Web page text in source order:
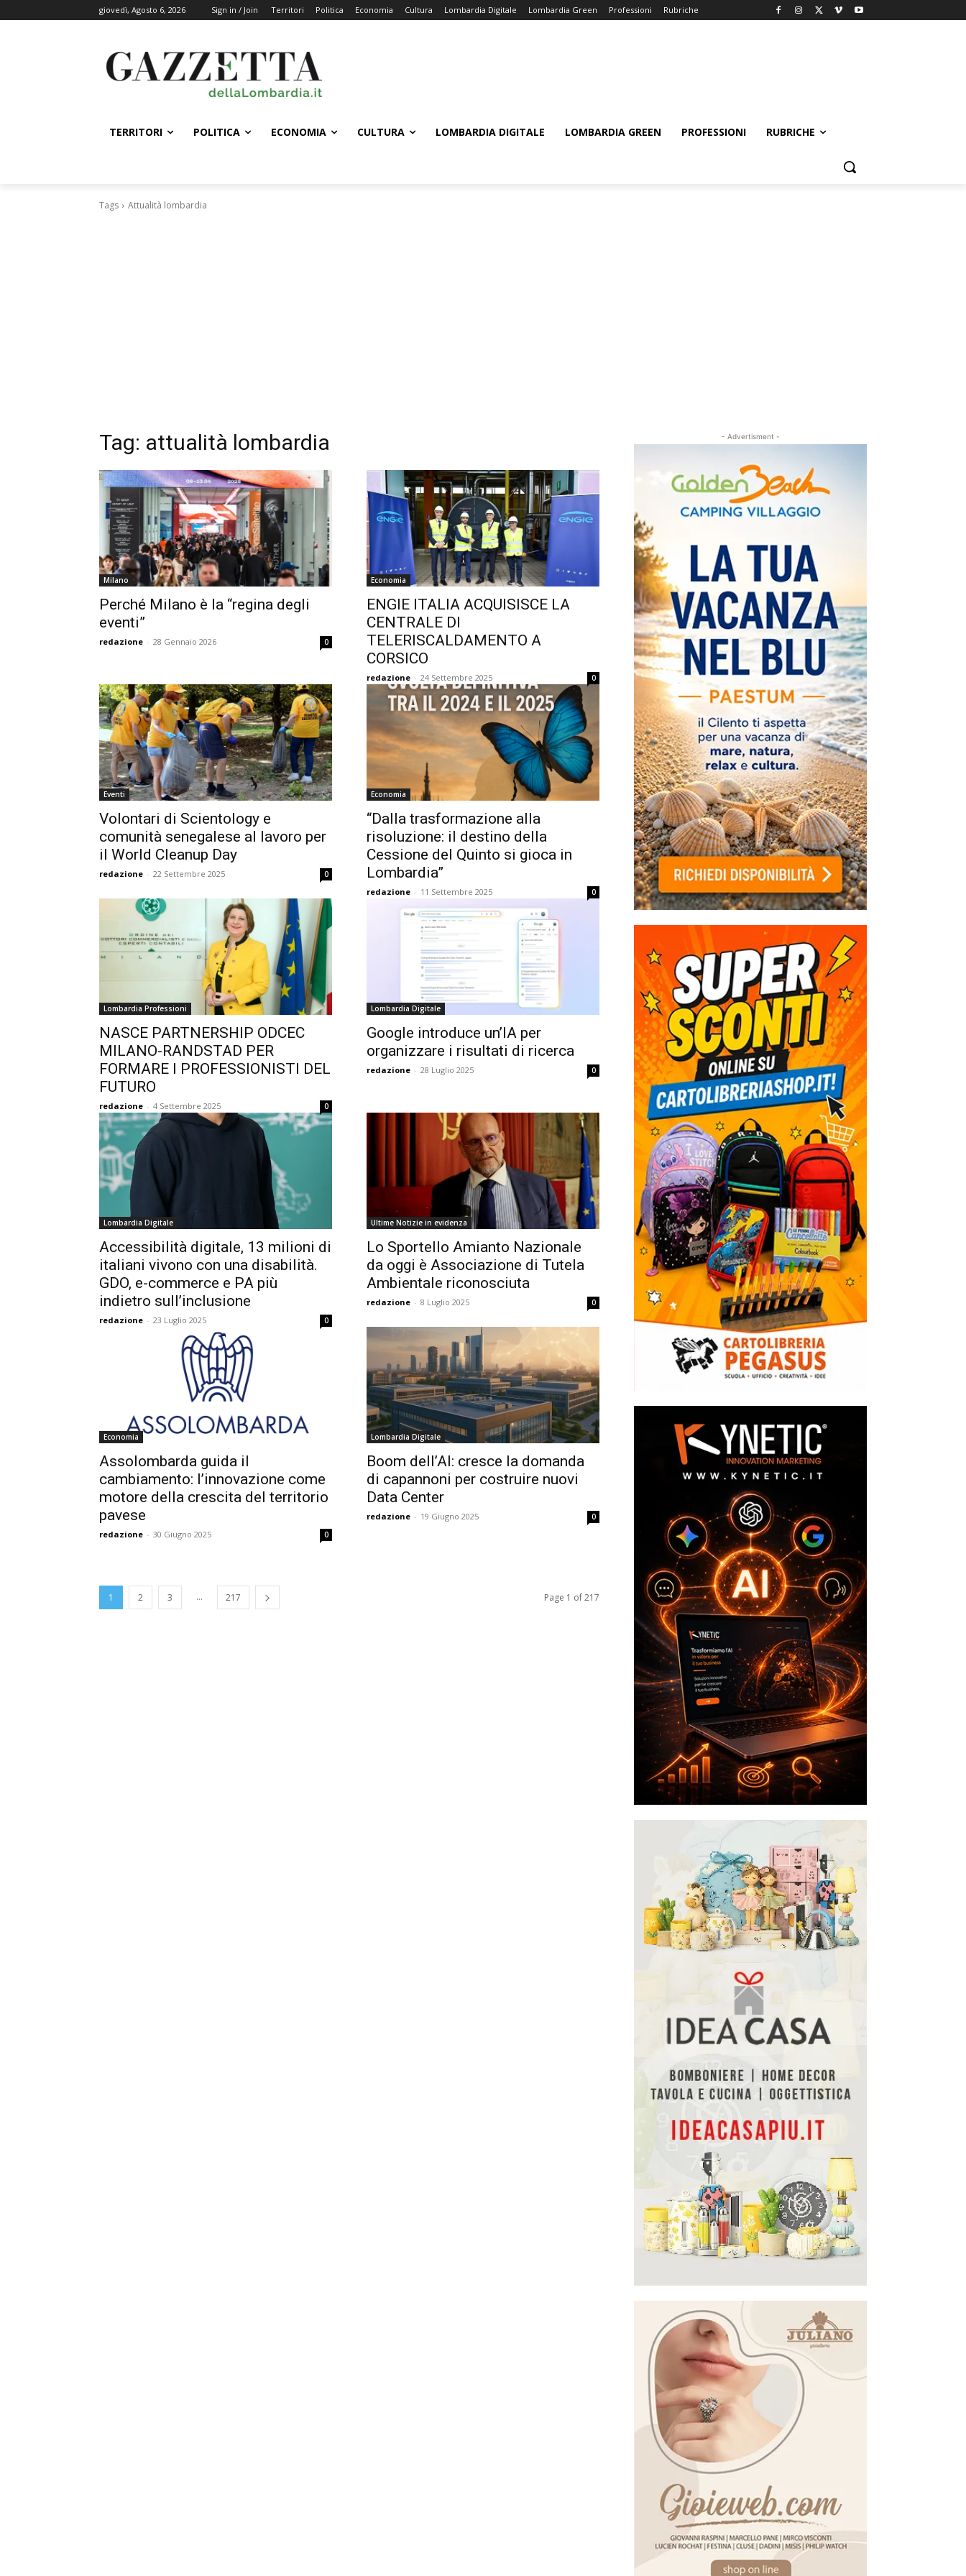
giovedì, Agosto 6, 2026 Sign in / Join Territori Politica Economia Cultura Lombardia Digitale Lombardia Green Professioni Rubriche
TERRITORI POLITICA ECONOMIA CULTURA LOMBARDIA DIGITALE LOMBARDIA GREEN PROFESSIONI RUBRICHE
Tags Attualità lombardia
Tag: attualità lombardia
Milano
Perché Milano è la “regina degli
eventi”
redazione - 28 Gennaio 2026 0
Economia
ENGIE ITALIA ACQUISISCE LA
CENTRALE DI
TELERISCALDAMENTO A
CORSICO
redazione - 24 Settembre 2025 0
Eventi
Volontari di Scientology e
comunità senegalese al lavoro per
il World Cleanup Day
redazione - 22 Settembre 2025 0
Economia
“Dalla trasformazione alla
risoluzione: il destino della
Cessione del Quinto si gioca in
Lombardia”
redazione - 11 Settembre 2025 0
Lombardia Professioni
NASCE PARTNERSHIP ODCEC
MILANO-RANDSTAD PER
FORMARE I PROFESSIONISTI DEL
FUTURO
redazione - 4 Settembre 2025 0
Lombardia Digitale
Google introduce un’IA per
organizzare i risultati di ricerca
redazione - 28 Luglio 2025 0
Lombardia Digitale
Accessibilità digitale, 13 milioni di
italiani vivono con una disabilità.
GDO, e-commerce e PA più
indietro sull’inclusione
redazione - 23 Luglio 2025 0
Ultime Notizie in evidenza
Lo Sportello Amianto Nazionale
da oggi è Associazione di Tutela
Ambientale riconosciuta
redazione - 8 Luglio 2025 0
Economia
Assolombarda guida il
cambiamento: l’innovazione come
motore della crescita del territorio
pavese
redazione - 30 Giugno 2025 0
Lombardia Digitale
Boom dell’AI: cresce la domanda
di capannoni per costruire nuovi
Data Center
redazione - 19 Giugno 2025 0
1 2 3 ... 217 Page 1 of 217
- Advertisment -